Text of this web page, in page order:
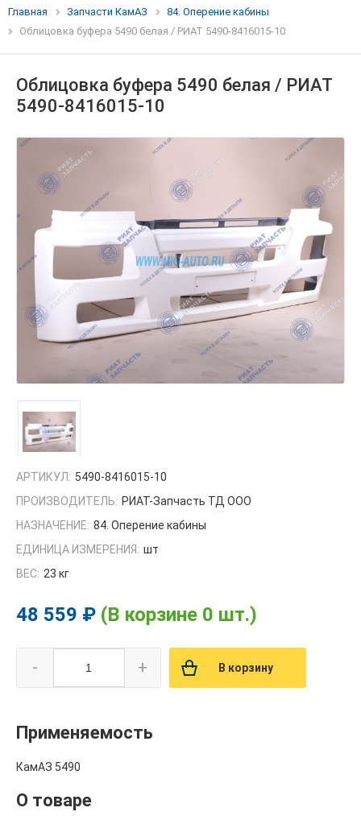
Главная Запчасти КамАЗ
84. Оперение кабины
Облицовка буфера 5490 белая / РИАТ 5490-8416015-10
Облицовка буфера 5490 белая / РИАТ
5490-8416015-10
АРТИКУЛ: 5490-8416015-10
ПРОИЗВОДИТЕЛЬ: РИАТ-Запчасть ТД ООО
НАЗНАЧЕНИЕ: 84. Оперение кабины
ЕДИНИЦА ИЗМЕРЕНИЯ: шт
ВЕС: 23 кг
48 559 ₽ (В корзине 0 шт.)
- + В корзину
Применяемость
КамАЗ 5490
О товаре